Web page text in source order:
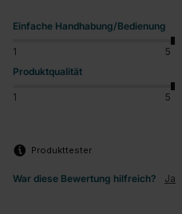
Einfache Handhabung/Bedienung
1 5
Produktqualität
1 5
Produkttester
War diese Bewertung hilfreich? Ja